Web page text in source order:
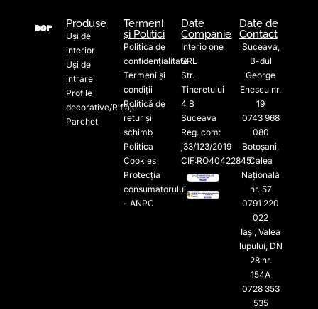
Produse
Uși de
interior
Uși de
intrare
Profile
decorative/Riflaje
Parchet
Termeni
și Politici
Politica de
confidențialitate
Termeni și
condiții
Politică de
retur și
schimb
Politica
Cookies
Protecția
consumatorului
- ANPC
Date
Companie
Interio one
SRL
Str.
Tineretului
4 B
Suceava
Reg. com:
j33/123/2019
CIF:RO40422845
Date de
Contact
Suceava,
B-dul
George
Enescu nr.
19
0743 968
080
Botoșani,
Calea
Națională
nr. 57
0791 220
022​
Iași, Valea
lupului, DN
28 nr.
154A
0728 353
535​